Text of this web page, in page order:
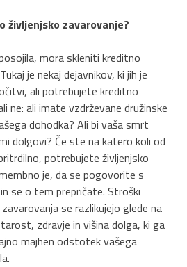
življenjsko zavarovanje?
mora skleniti kreditno
je nekaj dejavnikov, ki jih je
ali potrebujete kreditno
ne: ali imate vzdrževane družinske
dohodka? Ali bi vaša smrt
dolgovi? Če ste na katero koli od
potrebujete življenjsko
je, da se pogovorite s
se o tem prepričate. Stroški
se razlikujejo glede na
zdravje in višina dolga, ki ga
majhen odstotek vašega